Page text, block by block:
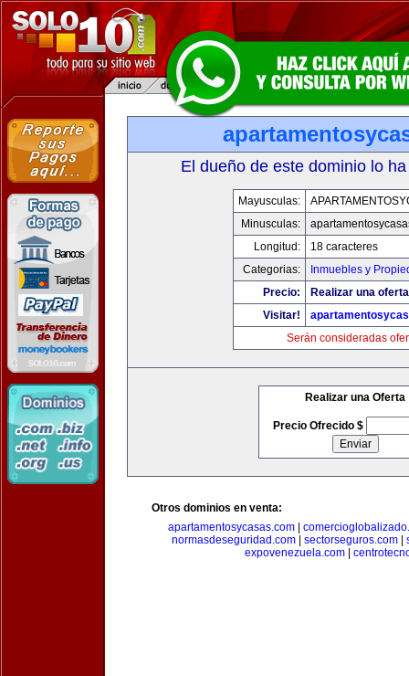
El dueño de este dominio lo
Mayusculas:
Minusculas:
Longitud:
18 caracteres
Categorias:
Inmuebles y
Precio:
Realizar una
Visitar!
Serán consideradas
Realizar una Oferta
Precio Ofrecido $
Otros dominios en venta:
apartamentosycasas.com|
normasdeseguridad.com| sectorseguros.com|
expovenezuela.com